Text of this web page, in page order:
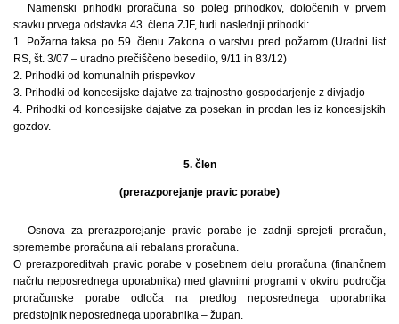
Namenski prihodki proračuna so poleg prihodkov, določenih v prvem
stavku prvega odstavka 43. člena ZJF, tudi naslednji prihodki:
1. Požarna taksa po 59. členu Zakona o varstvu pred požarom (Uradni list
RS, št. 3/07 – uradno prečiščeno besedilo, 9/11 in 83/12)
2. Prihodki od komunalnih prispevkov
3. Prihodki od koncesijske dajatve za trajnostno gospodarjenje z divjadjo
4. Prihodki od koncesijske dajatve za posekan in prodan les iz koncesijskih
gozdov.
5. člen
(prerazporejanje pravic porabe)
Osnova za prerazporejanje pravic porabe je zadnji sprejeti proračun,
spremembe proračuna ali rebalans proračuna.
O prerazporeditvah pravic porabe v posebnem delu proračuna (finančnem
načrtu neposrednega uporabnika) med glavnimi programi v okviru področja
proračunske porabe odloča na predlog neposrednega uporabnika
predstojnik neposrednega uporabnika – župan.